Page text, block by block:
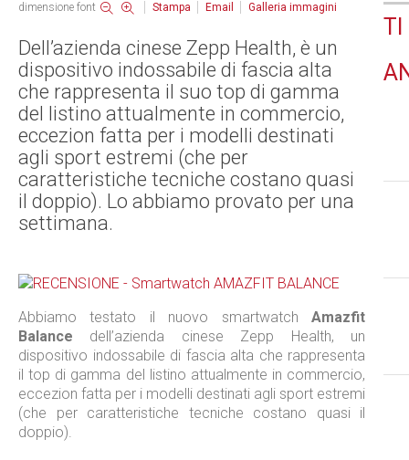
dimensione font Stampa Email Galleria immagini
Dell’azienda cinese Zepp Health, è un
dispositivo indossabile di fascia alta
che rappresenta il suo top di gamma
del listino attualmente in commercio,
eccezion fatta per i modelli destinati
agli sport estremi (che per
caratteristiche tecniche costano quasi
il doppio). Lo abbiamo provato per una
settimana.
Abbiamo testato il nuovo smartwatch Amazfit
Balance dell’azienda cinese Zepp Health, un
dispositivo indossabile di fascia alta che rappresenta
il top di gamma del listino attualmente in commercio,
eccezion fatta per i modelli destinati agli sport estremi
(che per caratteristiche tecniche costano quasi il
doppio).
TI